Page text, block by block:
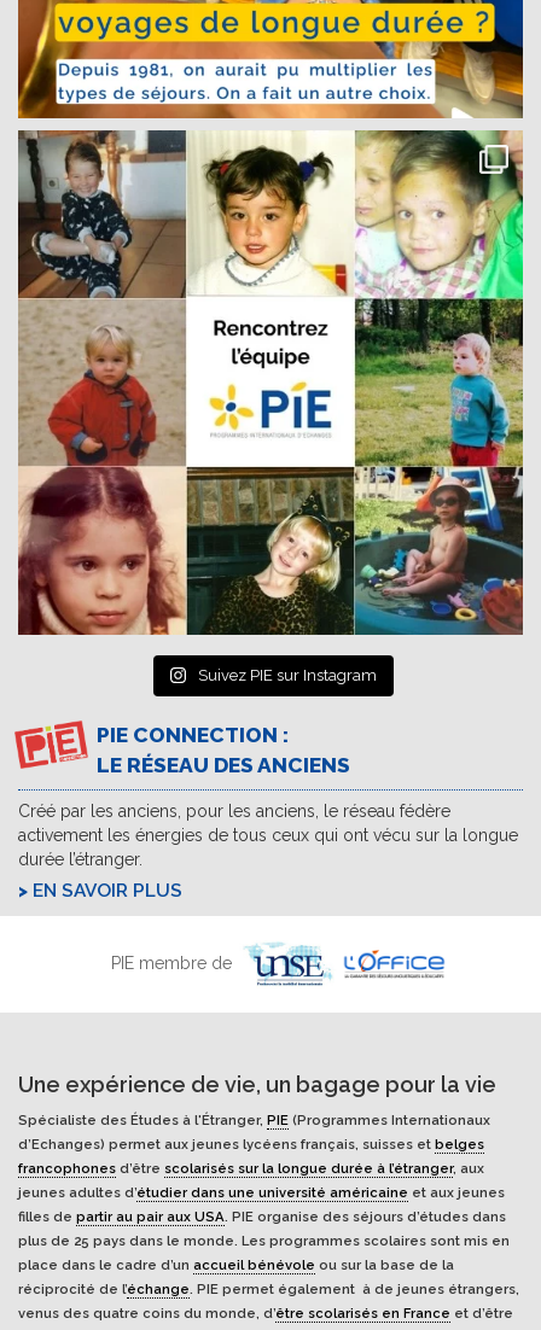
Suivez PIE sur Instagram
PIE CONNECTION :
LE RÉSEAU DES ANCIENS
Créé par les anciens, pour les anciens, le réseau fédère
activement les énergies de tous ceux qui ont vécu sur la longue
durée l’étranger.
EN SAVOIR PLUS
PIE membre de
Une expérience de vie, un bagage pour la vie
Spécialiste des Études à l'Étranger, PIE (Programmes Internationaux
d’Echanges) permet aux jeunes lycéens français, suisses et belges
francophones d’être scolarisés sur la longue durée à l’étranger, aux
jeunes adultes d’étudier dans une université américaine et aux jeunes
filles de partir au pair aux USA. PIE organise des séjours d’études dans
plus de 25 pays dans le monde. Les programmes scolaires sont mis en
place dans le cadre d’un accueil bénévole ou sur la base de la
réciprocité de l’échange. PIE permet également à de jeunes étrangers,
venus des quatre coins du monde, d’être scolarisés en France et d’être